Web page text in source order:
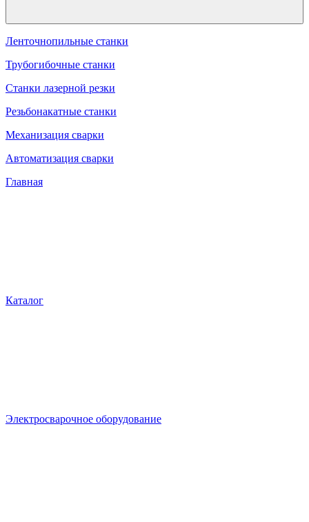
Ленточнопильные станки
Трубогибочные станки
Станки лазерной резки
Резьбонакатные станки
Механизация сварки
Автоматизация сварки
Главная
Каталог
Электросварочное оборудование